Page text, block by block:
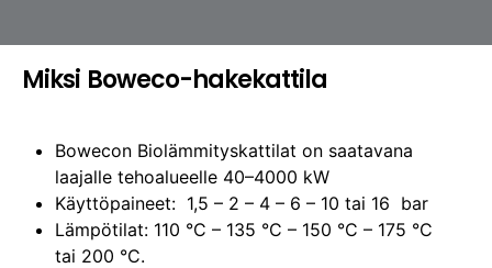
Miksi Boweco-hakekattila
Bowecon Biolämmityskattilat on saatavana
laajalle tehoalueelle 40–4000 kW
Käyttöpaineet: 1,5 – 2 – 4 – 6 – 10 tai 16 bar
Lämpötilat: 110 °C – 135 °C – 150 °C – 175 °C
tai 200 °C.